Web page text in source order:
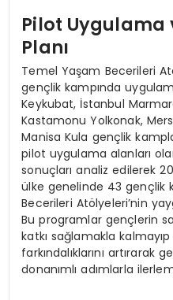
Pilot Uygulama
Planı
Temel Yaşam Becerileri
gençlik kampında
Keykubat, İstanbul
Kastamonu Yolkonak,
Manisa Kula gençlik
pilot uygulama alanları
sonuçları analiz edilerek
ülke genelinde 43 gençlik
Becerileri Atölyeleri’nin
Bu programlar gençlerin
katkı sağlamakla
farkındalıklarını
donanımlı adımlarla